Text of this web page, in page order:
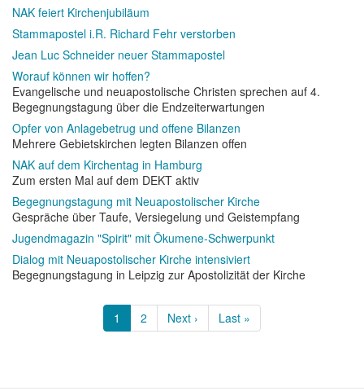
NAK feiert Kirchenjubiläum
Stammapostel i.R. Richard Fehr verstorben
Jean Luc Schneider neuer Stammapostel
Worauf können wir hoffen?
Evangelische und neuapostolische Christen sprechen auf 4.
Begegnungstagung über die Endzeiterwartungen
Opfer von Anlagebetrug und offene Bilanzen
Mehrere Gebietskirchen legten Bilanzen offen
NAK auf dem Kirchentag in Hamburg
Zum ersten Mal auf dem DEKT aktiv
Begegnungstagung mit Neuapostolischer Kirche
Gespräche über Taufe, Versiegelung und Geistempfang
Jugendmagazin "Spirit" mit Ökumene-Schwerpunkt
Dialog mit Neuapostolischer Kirche intensiviert
Begegnungstagung in Leipzig zur Apostolizität der Kirche
Seitennummerierung
Aktuelle
Seite
1 Page
2
Nächste
Seite
Next ›
Letzte
Seite
Last »